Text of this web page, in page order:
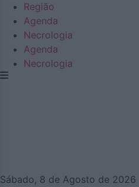
Região
Agenda
Necrologia
Agenda
Necrologia
Sábado, 8 de Agosto de 2026